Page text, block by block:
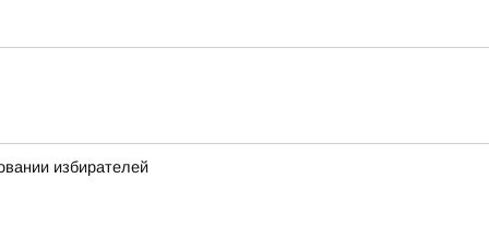
избирателей